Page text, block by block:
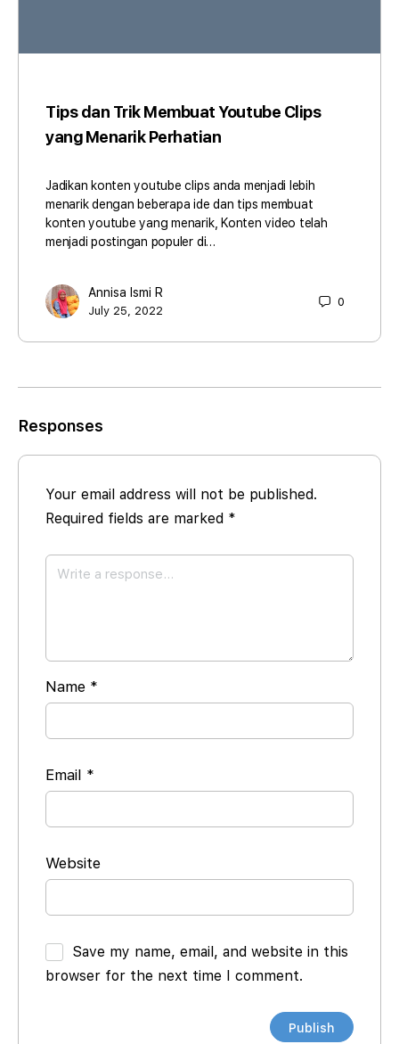
Tips dan Trik Membuat Youtube Clips
yang Menarik Perhatian
Jadikan konten youtube clips anda menjadi lebih
menarik dengan beberapa ide dan tips membuat
konten youtube yang menarik, Konten video telah
menjadi postingan populer di…
Annisa Ismi R
July 25, 2022
0
Responses
Your email address will not be published.
Required fields are marked *
Name *
Email *
Website
Save my name, email, and website in this
browser for the next time I comment.